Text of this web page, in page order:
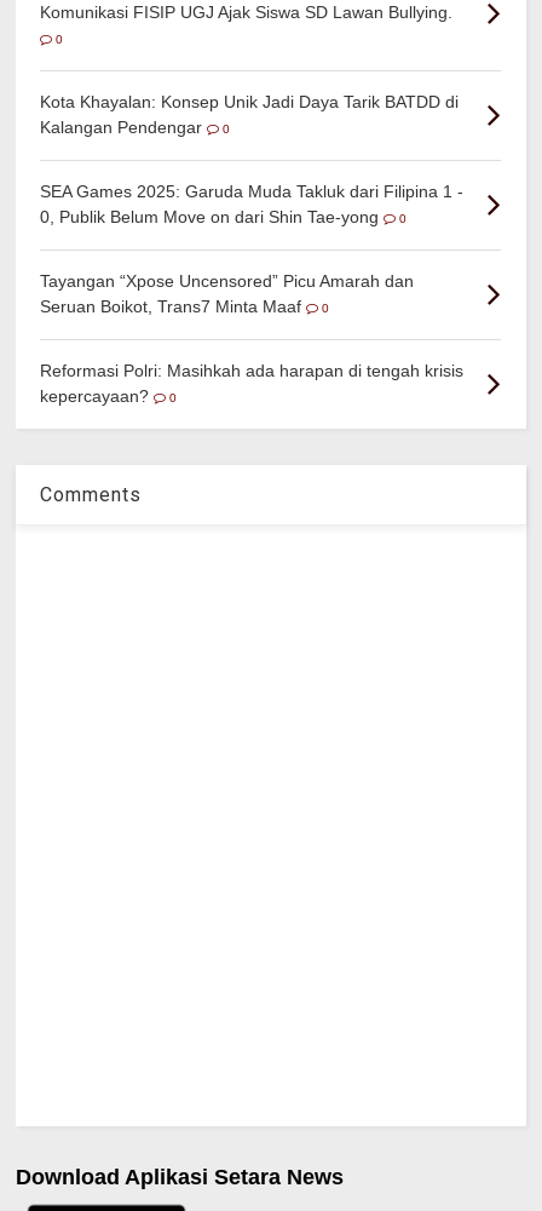
Komunikasi FISIP UGJ Ajak Siswa SD Lawan Bullying.
0
Kota Khayalan: Konsep Unik Jadi Daya Tarik BATDD di
Kalangan Pendengar
0
SEA Games 2025: Garuda Muda Takluk dari Filipina 1 -
0, Publik Belum Move on dari Shin Tae-yong
0
Tayangan “Xpose Uncensored” Picu Amarah dan
Seruan Boikot, Trans7 Minta Maaf
0
Reformasi Polri: Masihkah ada harapan di tengah krisis
kepercayaan?
0
Comments
Download Aplikasi Setara News